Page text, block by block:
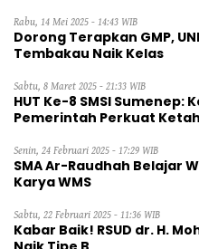
Rabu, 14 Mei 2025 - 14:43 WIB
Dorong Terapkan GMP,
Tembakau Naik Kelas
Sabtu, 8 Maret 2025 - 21:33 WIB
HUT Ke-8 SMSI Sumenep:
Pemerintah Perkuat
Senin, 24 Februari 2025 - 17:29 WIB
SMA Ar-Raudhah Belajar
Karya WMS
Sabtu, 22 Februari 2025 - 11:36 WIB
Kabar Baik! RSUD dr. H.